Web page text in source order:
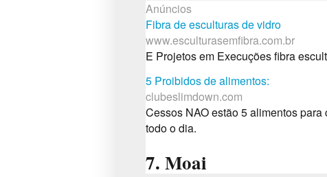
Anúncios
Fibra de esculturas de vidro
www.esculturasemfibra.com.br
E Projetos em Execuções fibra
5 Proibidos de alimentos:
clubeslimdown.com
Cessos NAO estão 5 alimentos
todo o dia.
7. Moai